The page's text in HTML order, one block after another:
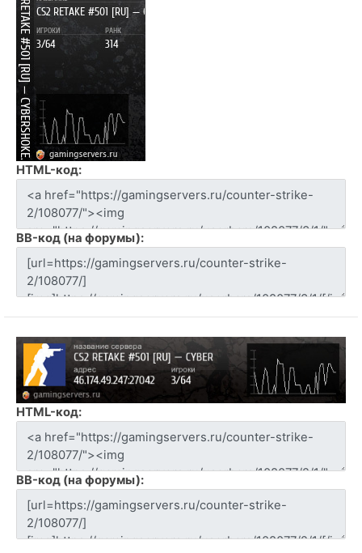
HTML-код:
BB-код (на форумы):
HTML-код:
BB-код (на форумы):